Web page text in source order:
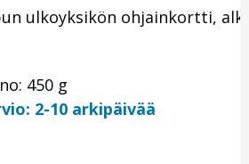
ulkoyksikön ohjainkortti,
450 g
2-10 arkipäivää